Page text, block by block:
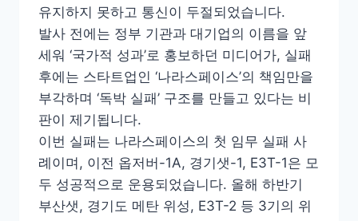
유지하지 못하고 통신이 두절되었습니다.
발사 전에는 정부 기관과 대기업의 이름을 앞
세워 ‘국가적 성과’로 홍보하던 미디어가, 실패
후에는 스타트업인 ‘나라스페이스’의 책임만을
부각하며 ‘독박 실패’ 구조를 만들고 있다는 비
판이 제기됩니다.
이번 실패는 나라스페이스의 첫 임무 실패 사
례이며, 이전 옵저버-1A, 경기샛-1, E3T-1은 모
두 성공적으로 운용되었습니다. 올해 하반기
부산샛, 경기도 메탄 위성, E3T-2 등 3기의 위